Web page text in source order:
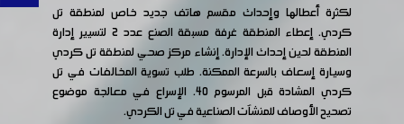
لكثرة أعطالها وإحداث مقسم هاتف جديد خاص لمنطقة تل
كردي. إعطاء المنطقة غرفة مسبقة الصنع عدد 2 لتسيير إدارة
المنطقة لحين إحداث الإدارة. إنشاء مركز صحي لمنطقة تل كردي
وسيارة إسعاف بالسرعة الممكنة. طلب تسوية المخالفات في تل
كردي المشادة قبل المرسوم 40. الإسراع في معالجة موضوع
تصحيح الأوصاف للمنشآت الصناعية في تل الكردي.